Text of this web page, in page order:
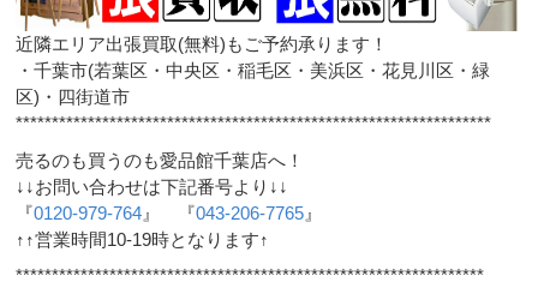
近隣エリア出張買取(無料)もご予約承ります！
・千葉市(若葉区・中央区・稲毛区・美浜区・花見川区・緑
区)・四街道市
******************************************************************
売るのも買うのも愛品館千葉店へ！
↓↓お問い合わせは下記番号より↓↓
『0120-979-764 』 『043-206-7765 』
↑↑営業時間10-19時となります↑
*****************************************************************